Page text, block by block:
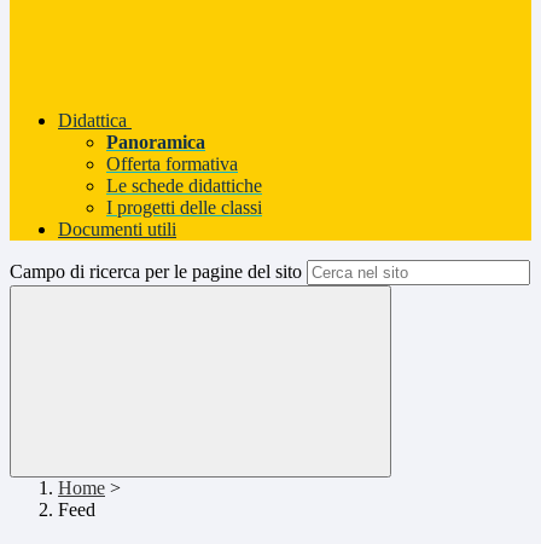
Didattica
Panoramica
Offerta formativa
Le schede didattiche
I progetti delle classi
Documenti utili
Campo di ricerca per le pagine del sito
Home >
Feed